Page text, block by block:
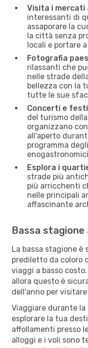
Visita i mercati
interessanti di
assaporare la
la città senza
locali e portare
Fotografia
rilassanti che
nelle strade
bellezza con la
tutte le sue
Concerti e
del turismo
organizzano
all'aperto
programma
Esplora i
strade più
più arricchenti
nelle principali
affascinante
Bassa stagione
La bassa stagione è
prediletto da coloro
viaggi a basso
allora questo è
dell'anno per
Viaggiare durante
esplorare la tua
affollamenti presso
alloggi e i voli sono